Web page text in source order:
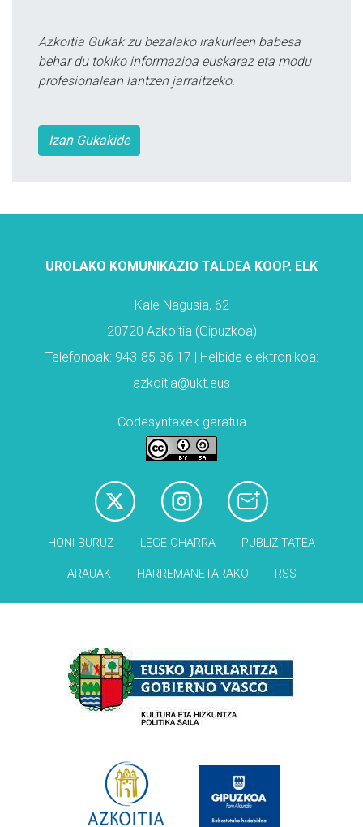
Azkoitia Gukak zu bezalako irakurleen babesa
behar du tokiko informazioa euskaraz eta modu
profesionalean lantzen jarraitzeko.
Izan Gukakide
UROLAKO KOMUNIKAZIO TALDEA KOOP. ELK
Kale Nagusia, 62
20720 Azkoitia (Gipuzkoa)
Telefonoak: 943-85 36 17 | Helbide elektronikoa:
azkoitia@ukt.eus
Codesyntaxek garatua
HONI BURUZ LEGE OHARRA PUBLIZITATEA
ARAUAK HARREMANETARAKO RSS